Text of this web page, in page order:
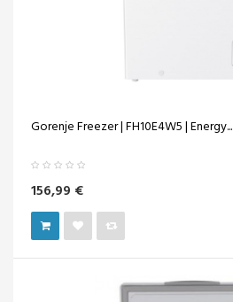
Gorenje Freezer | FH10E4W5 | Energy...
156,99 €